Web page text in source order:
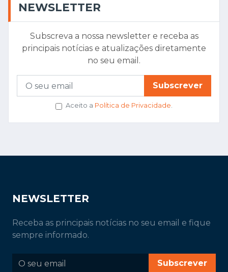
NEWSLETTER
Subscreva a nossa newsletter e receba as
principais notícias e atualizações diretamente
no seu email.
Subscrever
Aceito a Política de Privacidade.
NEWSLETTER
Receba as principais notícias no seu email e fique
sempre informado.
Subscrever